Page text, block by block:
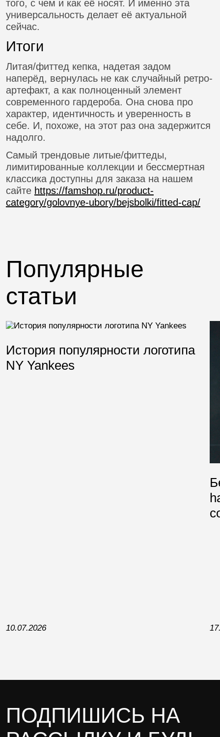
того, с чем и как её носят. И именно эта
универсальность делает её актуальной
сейчас.
Итоги
Литая/фиттед кепка, надетая задом
наперёд, вернулась не как случайный ретро-
артефакт, а как полноценный элемент
современного гардероба. Она снова про
характер, идентичность и уверенность в
себе. И, похоже, на этот раз она задержится
надолго.
Самый трендовые литые/фиттеды,
лимитированные коллекции и бессмертная
классика доступны для заказа на нашем
сайте https://famshop.ru/product-
category/golovnye-ubory/bejsbolki/fitted-cap/
Популярные
статьи
История популярности логотипа
NY Yankees
10.07.2026
ПОДПИШИСЬ НА